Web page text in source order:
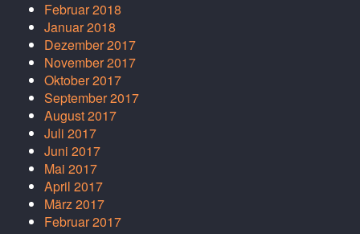
Februar 2018
Januar 2018
Dezember 2017
November 2017
Oktober 2017
September 2017
August 2017
Juli 2017
Juni 2017
Mai 2017
April 2017
März 2017
Februar 2017